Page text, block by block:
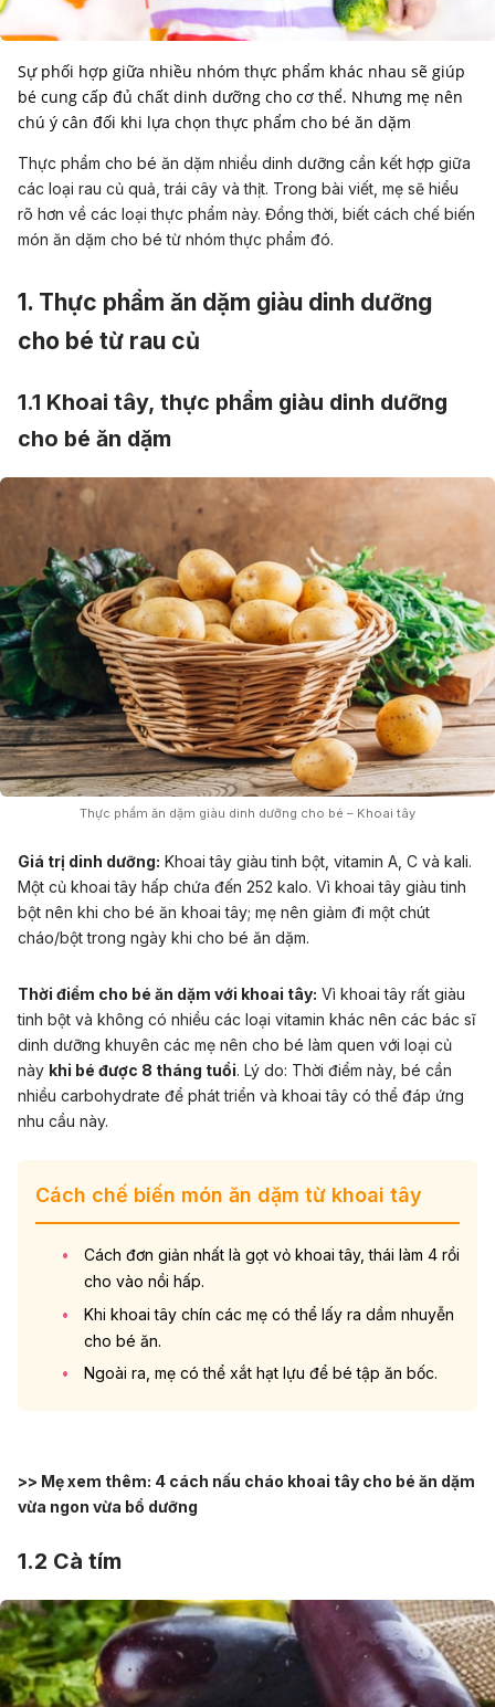
Sự phối hợp giữa nhiều nhóm thực phẩm khác nhau sẽ giúp
bé cung cấp đủ chất dinh dưỡng cho cơ thể. Nhưng mẹ nên
chú ý cân đối khi lựa chọn thực phẩm cho bé ăn dặm
Thực phẩm cho bé ăn dặm nhiều dinh dưỡng cần kết hợp giữa
các loại rau củ quả, trái cây và thịt. Trong bài viết, mẹ sẽ hiểu
rõ hơn về các loại thực phẩm này. Đồng thời, biết cách chế biến
món ăn dặm cho bé từ nhóm thực phẩm đó.
1. Thực phẩm ăn dặm giàu dinh dưỡng
cho bé từ rau củ
1.1 Khoai tây, thực phẩm giàu dinh dưỡng
cho bé ăn dặm
Thực phẩm ăn dặm giàu dinh dưỡng cho bé – Khoai tây
Giá trị dinh dưỡng: Khoai tây giàu tinh bột, vitamin A, C và kali.
Một củ khoai tây hấp chứa đến 252 kalo. Vì khoai tây giàu tinh
bột nên khi cho bé ăn khoai tây; mẹ nên giảm đi một chút
cháo/bột trong ngày khi cho bé ăn dặm.
Thời điểm cho bé ăn dặm với khoai tây: Vì khoai tây rất giàu
tinh bột và không có nhiều các loại vitamin khác nên các bác sĩ
dinh dưỡng khuyên các mẹ nên cho bé làm quen với loại củ
này khi bé được 8 tháng tuổi. Lý do: Thời điểm này, bé cần
nhiều carbohydrate để phát triển và khoai tây có thể đáp ứng
nhu cầu này.
Cách chế biến món ăn dặm từ khoai tây
Cách đơn giản nhất là gọt vỏ khoai tây, thái làm 4 rồi
cho vào nồi hấp.
Khi khoai tây chín các mẹ có thể lấy ra dầm nhuyễn
cho bé ăn.
Ngoài ra, mẹ có thể xắt hạt lựu để bé tập ăn bốc.
>> Mẹ xem thêm: 4 cách nấu cháo khoai tây cho bé ăn dặm
vừa ngon vừa bổ dưỡng
1.2 Cà tím